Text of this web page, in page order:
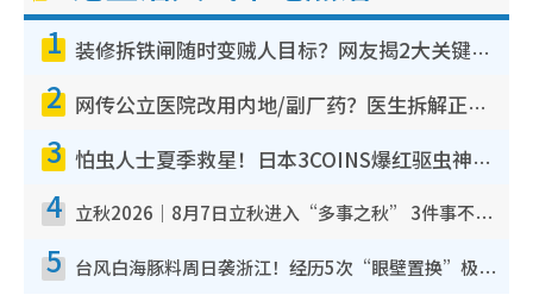
1 装修拆铁闸随时变贼人目标？网友揭2大关键用途：装新款等于白装？附新旧铁闸分别
2 网传公立医院改用内地/副厂药？医生拆解正副厂分别，揭4类人换药随时出事
3 怕虫人士夏季救星！日本3COINS爆红驱虫神器$45起 1招“全程免触碰”轻松搞定小强
4 立秋2026｜8月7日立秋进入“多事之秋” 3件事不可做！专家教6招开运 清杂物／钱包纳气接好运
5 台风白海豚料周日袭浙江！经历5次“眼壁置换”极罕见 成登陆内地最长途台风